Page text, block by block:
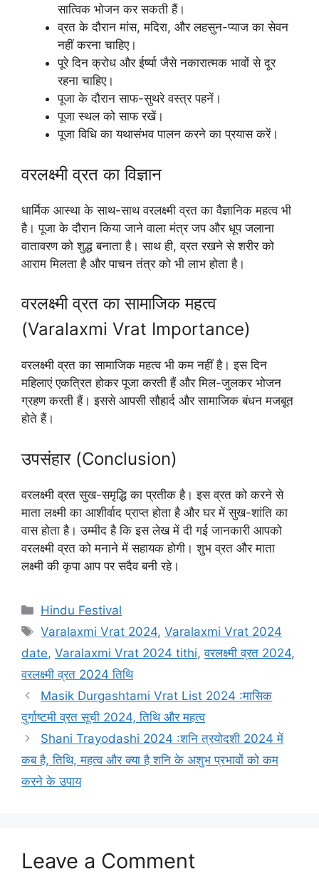
सात्विक भोजन कर सकती हैं।
व्रत के दौरान मांस, मदिरा, और लहसुन-प्याज का सेवन
नहीं करना चाहिए।
पूरे दिन क्रोध और ईर्ष्या जैसे नकारात्मक भावों से दूर
रहना चाहिए।
पूजा के दौरान साफ-सुथरे वस्त्र पहनें।
पूजा स्थल को साफ रखें।
पूजा विधि का यथासंभव पालन करने का प्रयास करें।
वरलक्ष्मी व्रत का विज्ञान
धार्मिक आस्था के साथ-साथ वरलक्ष्मी व्रत का वैज्ञानिक महत्व भी
है। पूजा के दौरान किया जाने वाला मंत्र जप और धूप जलाना
वातावरण को शुद्ध बनाता है। साथ ही, व्रत रखने से शरीर को
आराम मिलता है और पाचन तंत्र को भी लाभ होता है।
वरलक्ष्मी व्रत का सामाजिक महत्व
(Varalaxmi Vrat Importance)
वरलक्ष्मी व्रत का सामाजिक महत्व भी कम नहीं है। इस दिन
महिलाएं एकत्रित होकर पूजा करती हैं और मिल-जुलकर भोजन
ग्रहण करती हैं। इससे आपसी सौहार्द और सामाजिक बंधन मजबूत
होते हैं।
उपसंहार (Conclusion)
वरलक्ष्मी व्रत सुख-समृद्धि का प्रतीक है। इस व्रत को करने से
माता लक्ष्मी का आशीर्वाद प्राप्त होता है और घर में सुख-शांति का
वास होता है। उम्मीद है कि इस लेख में दी गई जानकारी आपको
वरलक्ष्मी व्रत को मनाने में सहायक होगी। शुभ व्रत और माता
लक्ष्मी की कृपा आप पर सदैव बनी रहे।
C
a
e
g
o
r
i
s
Hindu Festival
T
s
Varalaxmi Vrat 2024,Varalaxmi Vrat 2024
date, Varalaxmi Vrat 2024 tithi,वरलक्ष्मी व्रत 2024,
वरलक्ष्मी व्रत 2024 तिथि
Masik Durgashtami Vrat List 2024 :मासिक
दुर्गाष्टमी व्रत सूची 2024, तिथि और महत्व
Shani Trayodashi 2024 :शनि त्रयोदशी 2024 में
कब है, तिथि, महत्व और क्या है शनि के अशुभ प्रभावों को कम
करने के उपाय
Leave a Comment